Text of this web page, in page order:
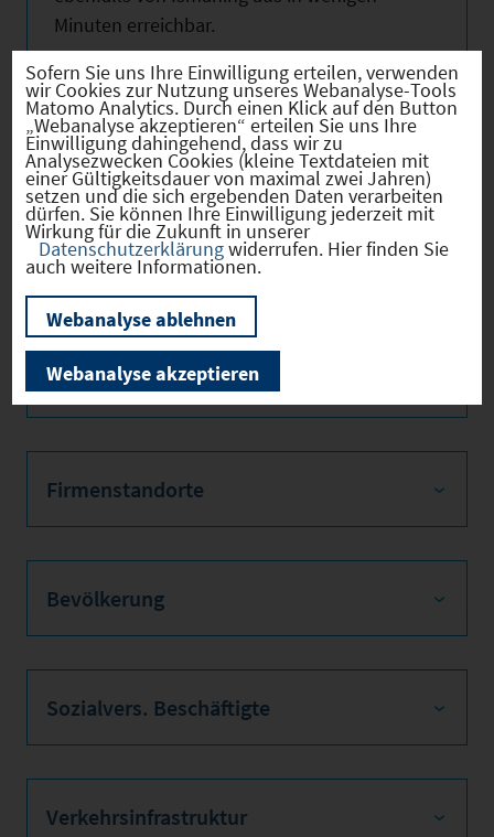
Minuten erreichbar.
Hebesätze
Gewerbest
euerhebes
atz
2024 330
Hebesatz
der
Grundsteu
er B
2024
Firmenstandorte
Bevölkerung
Sozialvers. Beschäftigte
Verkehrsinfrastruktur
Sofern Sie uns Ihre Einwilligung erteilen, verwenden
wir Cookies zur Nutzung unseres Webanalyse-Tools
Matomo Analytics. Durch einen Klick auf den Button
„Webanalyse akzeptieren“ erteilen Sie uns Ihre
Einwilligung dahingehend, dass wir zu
Analysezwecken Cookies (kleine Textdateien mit
einer Gültigkeitsdauer von maximal zwei Jahren)
setzen und die sich ergebenden Daten verarbeiten
dürfen. Sie können Ihre Einwilligung jederzeit mit
Wirkung für die Zukunft in unserer
Datenschutzerklärungwiderrufen. Hier finden Sie
auch weitere Informationen.
Webanalyse ablehnen
Webanalyse akzeptieren